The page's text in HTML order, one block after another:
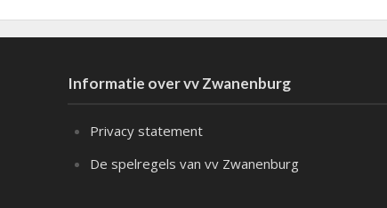
Informatie over vv Zwanenburg
Privacy statement
De spelregels van vv Zwanenburg